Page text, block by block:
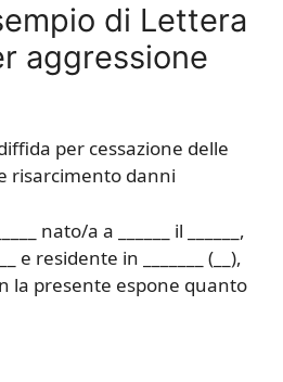
di Lettera
aggressione
per cessazione delle
risarcimento danni
nato/a a ______ il ______,
e residente in _______ (__),
la presente espone quanto